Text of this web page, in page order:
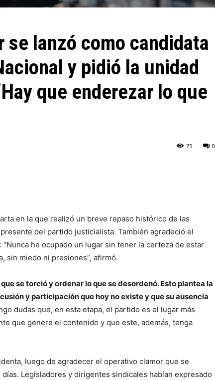
se lanzó como candidata
y pidió la unidad
que enderezar lo que
0
75
en la que realizó un breve repaso histórico de las
del partido justicialista. También agradeció el
he ocupado un lugar sin tener la certeza de estar
sin miedo ni presiones”, afirmó.
se torció y ordenar lo que se desordenó. Esto plantea la
y participación que hoy no existe y que su ausencia
dudas que, en esta etapa, el partido es el lugar más
que genere el contenido y que este, además, tenga
luego de agradecer el operativo clamor que se
Legisladores y dirigentes sindicales habían expresado